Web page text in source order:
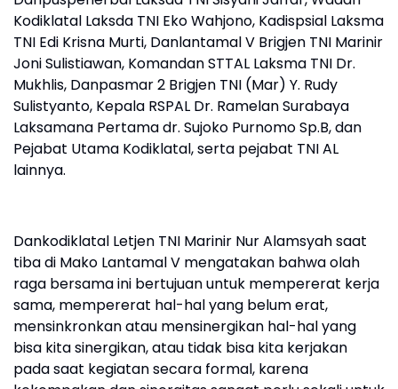
Kodiklatal Laksda TNI Eko Wahjono, Kadispsial Laksma
TNI Edi Krisna Murti, Danlantamal V Brigjen TNI Marinir
Joni Sulistiawan, Komandan STTAL Laksma TNI Dr.
Mukhlis, Danpasmar 2 Brigjen TNI (Mar) Y. Rudy
Sulistyanto, Kepala RSPAL Dr. Ramelan Surabaya
Laksamana Pertama dr. Sujoko Purnomo Sp.B, dan
Pejabat Utama Kodiklatal, serta pejabat TNI AL
lainnya.
Dankodiklatal Letjen TNI Marinir Nur Alamsyah saat
tiba di Mako Lantamal V mengatakan bahwa olah
raga bersama ini bertujuan untuk mempererat kerja
sama, mempererat hal-hal yang belum erat,
mensinkronkan atau mensinergikan hal-hal yang
bisa kita sinergikan, atau tidak bisa kita kerjakan
pada saat kegiatan secara formal, karena